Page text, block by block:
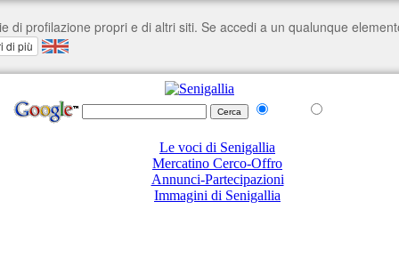
Le voci di Senigallia
Mercatino Cerco-Offro
Annunci-Partecipazioni
Immagini di Senigallia